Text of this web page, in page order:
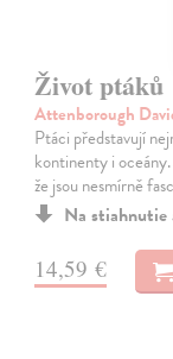
Život ptáků
Attenborough
Ptáci představují
kontinenty i
že jsou nesmírně
Na stiahnutie
14,59 €